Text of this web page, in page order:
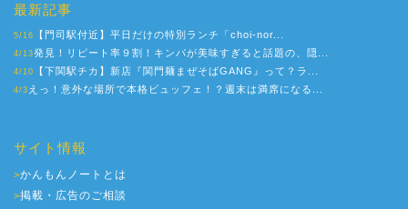
最新記事
5/16 【門司駅付近】平日だけの特別ランチ「choi-nor...
4/13発見！リピート率９割！キンパが美味すぎると話題の、隠...
4/10 【下関駅チカ】新店『関門麺まぜそばGANG』って？ラ...
4/3 えっ！意外な場所で本格ビュッフェ！？週末は満席になる...
サイト情報
>かんもんノートとは
>掲載・広告のご相談